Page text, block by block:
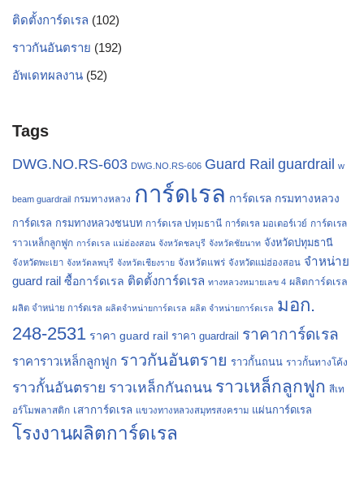
ติดตั้งการ์ดเรล (102)
ราวกันอันตราย (192)
อัพเดทผลงาน (52)
Tags
DWG.NO.RS-603 DWG.NO.RS-606 Guard Rail guardrail w
beam guardrail กรมทางหลวง การ์ดเรล การ์ดเรล กรมทางหลวง
การ์ดเรล กรมทางหลวงชนบท การ์ดเรล ปทุมธานี การ์ดเรล มอเตอร์เวย์ การ์ดเรล
ราวเหล็กลูกฟูก การ์ดเรล แม่ฮ่องสอน จังหวัดชลบุรี จังหวัดชัยนาท จังหวัดปทุมธานี
จังหวัดพะเยา จังหวัดลพบุรี จังหวัดเชียงราย จังหวัดแพร่ จังหวัดแม่ฮ่องสอน จำหน่าย
guard rail ซื้อการ์ดเรล ติดตั้งการ์ดเรล ทางหลวงหมายเลข 4 ผลิตการ์ดเรล
ผลิต จำหน่าย การ์ดเรล ผลิตจำหน่ายการ์ดเรล ผลิต จำหน่ายการ์ดเรล มอก.
248-2531 ราคา guard rail ราคา guardrail ราคาการ์ดเรล
ราคาราวเหล็กลูกฟูก ราวกันอันตราย ราวกั้นถนน ราวกั้นทางโค้ง
ราวกั้นอันตราย ราวเหล็กกันถนน ราวเหล็กลูกฟูก สีเท
อร์โมพลาสติก เสาการ์ดเรล แขวงทางหลวงสมุทรสงคราม แผ่นการ์ดเรล
โรงงานผลิตการ์ดเรล